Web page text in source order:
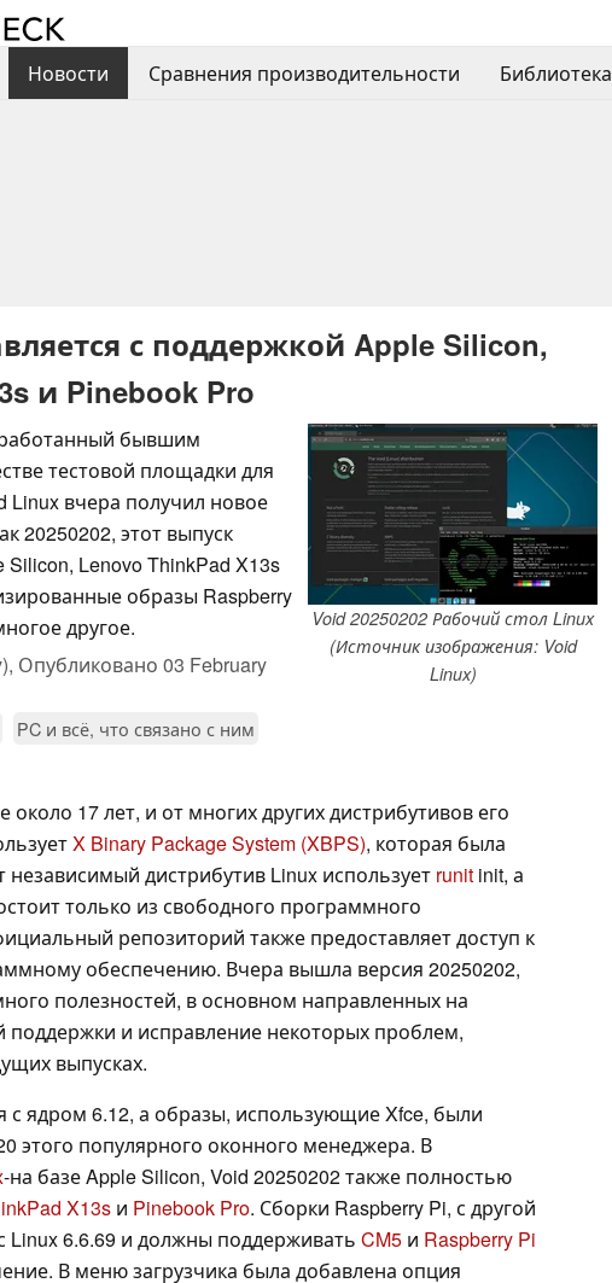
Новости Сравнения производительности Библиотека
с поддержкой Apple Silicon,
и Pinebook Pro
Void 20250202 Рабочий стол Linux
(Источник изображения: Void
Linux)
бывшим
тестовой площадки для
Linux вчера получил новое
20250202, этот выпуск
Lenovo ThinkPad X13s
образы Raspberry
другое.
Опубликовано 03 February
PC и всё, что связано с ним
около 17 лет, и от многих других дистрибутивов его
X Binary Package System (XBPS), которая была
независимый дистрибутив Linux использует runit init, а
только из свободного программного
репозиторий также предоставляет доступ к
обеспечению. Вчера вышла версия 20250202,
полезностей, в основном направленных на
и исправление некоторых проблем,
выпусках.
с ядром 6.12, а образы, использующие Xfce, были
этого популярного оконного менеджера. В
-на базе Apple Silicon, Void 20250202 также полностью
X13s и Pinebook Pro. Сборки Raspberry Pi, с другой
Linux 6.6.69 и должны поддерживать CM5 и Raspberry Pi
В меню загрузчика была добавлена опция